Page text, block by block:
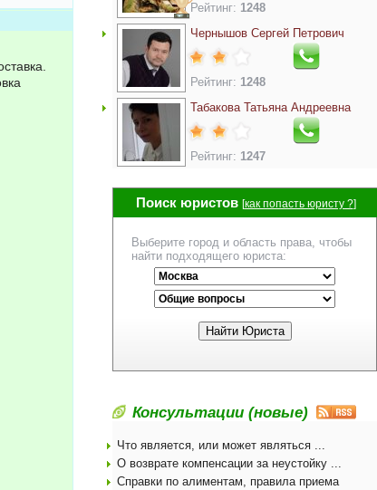
Рейтинг: 1248
Чернышов Сергей Петрович
Рейтинг: 1248
Табакова Татьяна Андреевна
Рейтинг: 1247
Поиск юристов [как попасть юристу ?]
Выберите город и область права, чтобы
найти подходящего юриста:
Консультации (новые)
Что является, или может являться ...
О возврате компенсации за неустойку ...
Справки по алиментам, правила приема